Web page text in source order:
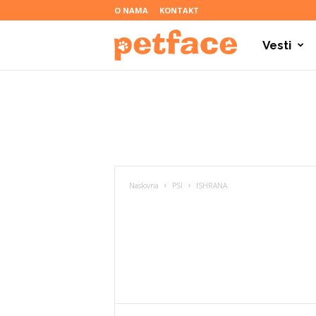
O NAMA KONTAKT
Vesti
Naslovna PSI ISHRANA